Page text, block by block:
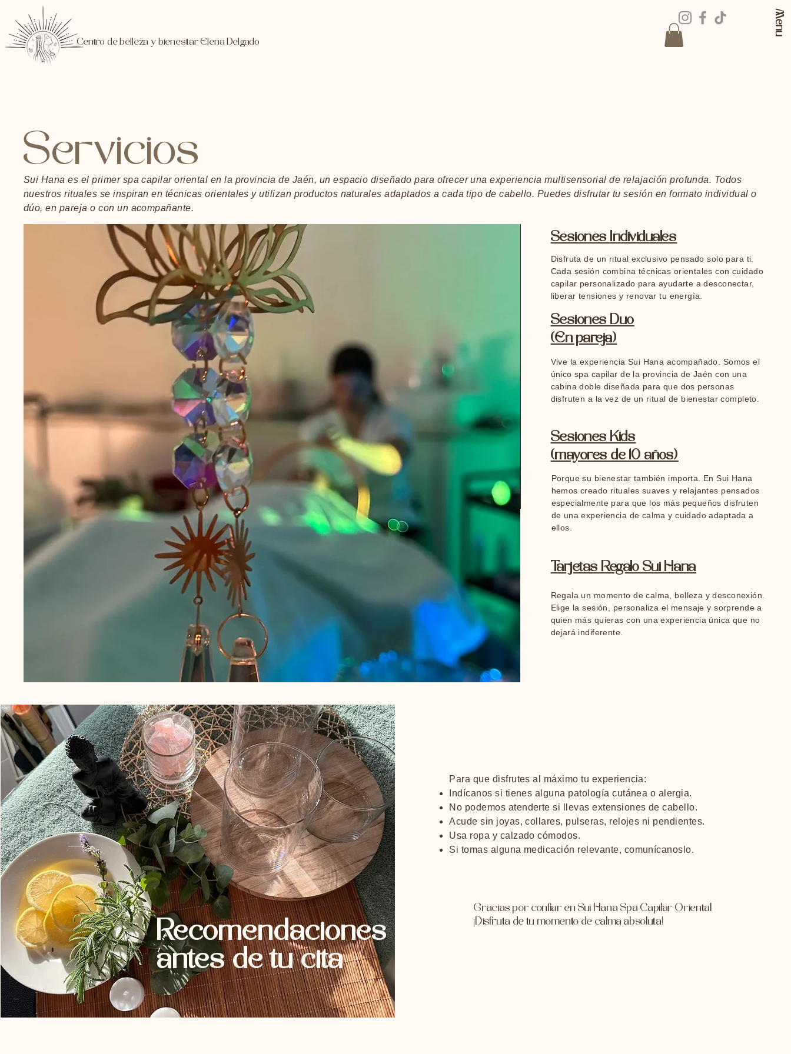
Menu
Centro de belleza y bienestar Elena Delgado
Servicios
Sui Hana es el primer spa capilar oriental en la provincia de Jaén, un espacio diseñado para ofrecer una experiencia multisensorial de relajación profunda. Todos
nuestros rituales se inspiran en técnicas orientales y utilizan productos naturales adaptados a cada tipo de cabello. Puedes disfrutar tu sesión en formato individual o
dúo, en pareja o con un acompañante.
Sesiones Individuales
Disfruta de un ritual exclusivo pensado solo para ti.
Cada sesión combina técnicas orientales con cuidado
capilar personalizado para ayudarte a desconectar,
liberar tensiones y renovar tu energía.
Sesiones Duo
(En pareja)
Vive la experiencia Sui Hana acompañado. Somos el
único spa capilar de la provincia de Jaén con una
cabina doble diseñada para que dos personas
disfruten a la vez de un ritual de bienestar completo.
Sesiones Kids
(mayores de 10 años)
Porque su bienestar también importa. En Sui Hana
hemos creado rituales suaves y relajantes pensados
especialmente para que los más pequeños disfruten
de una experiencia de calma y cuidado adaptada a
ellos.
Tarjetas Regalo Sui Hana
Regala un momento de calma, belleza y desconexión.
Elige la sesión, personaliza el mensaje y sorprende a
quien más quieras con una experiencia única que no
dejará indiferente.
Recomendaciones
antes de tu cita
Para que disfrutes al máximo tu experiencia:
Indícanos si tienes alguna patología cutánea o alergia.
No podemos atenderte si llevas extensiones de cabello.
Acude sin joyas, collares, pulseras, relojes ni pendientes.
Usa ropa y calzado cómodos.
Si tomas alguna medicación relevante, comunícanoslo.
Gracias por confiar en Sui Hana Spa Capilar Oriental
¡Disfruta de tu momento de calma absoluta!